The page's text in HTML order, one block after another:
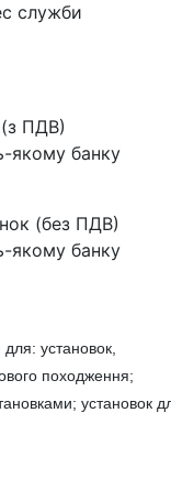
служби
(з ПДВ)
якому банку
(без ПДВ)
якому банку
для: установок,
походження;
установок